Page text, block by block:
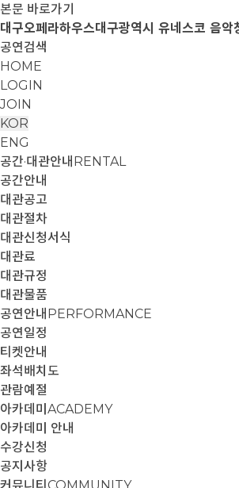
본문 바로가기
대구오페라하우스대구광역시 유네스코 음악
공연검색
HOME
LOGIN
JOIN
KOR
ENG
공간·대관안내 RENTAL
공간안내
대관공고
대관절차
대관신청서식
대관료
대관규정
대관물품
공연안내 PERFORMANCE
공연일정
티켓안내
좌석배치도
관람예절
아카데미 ACADEMY
아카데미 안내
수강신청
공지사항